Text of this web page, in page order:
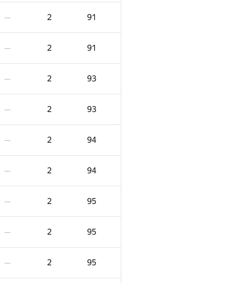
— 2 91
— 2 91
— 2 93
— 2 93
— 2 94
— 2 94
— 2 95
— 2 95
— 2 95
100
2 81
2 81
2 81
2 82
2 82
2 82
2 83
2 83